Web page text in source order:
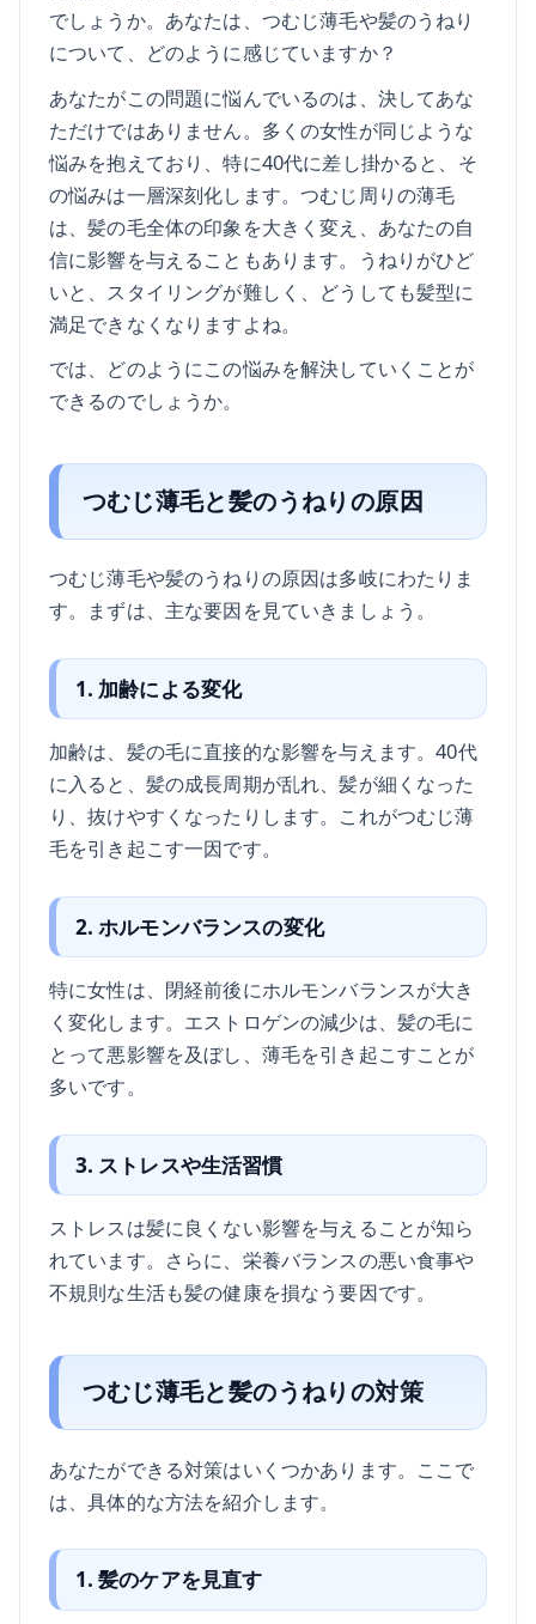
でしょうか。あなたは、つむじ薄毛や髪のうねり
について、どのように感じていますか？
あなたがこの問題に悩んでいるのは、決してあな
ただけではありません。多くの女性が同じような
悩みを抱えており、特に40代に差し掛かると、そ
の悩みは一層深刻化します。つむじ周りの薄毛
は、髪の毛全体の印象を大きく変え、あなたの自
信に影響を与えることもあります。うねりがひど
いと、スタイリングが難しく、どうしても髪型に
満足できなくなりますよね。
では、どのようにこの悩みを解決していくことが
できるのでしょうか。
つむじ薄毛と髪のうねりの原因
つむじ薄毛や髪のうねりの原因は多岐にわたりま
す。まずは、主な要因を見ていきましょう。
1. 加齢による変化
加齢は、髪の毛に直接的な影響を与えます。40代
に入ると、髪の成長周期が乱れ、髪が細くなった
り、抜けやすくなったりします。これがつむじ薄
毛を引き起こす一因です。
2. ホルモンバランスの変化
特に女性は、閉経前後にホルモンバランスが大き
く変化します。エストロゲンの減少は、髪の毛に
とって悪影響を及ぼし、薄毛を引き起こすことが
多いです。
3. ストレスや生活習慣
ストレスは髪に良くない影響を与えることが知ら
れています。さらに、栄養バランスの悪い食事や
不規則な生活も髪の健康を損なう要因です。
つむじ薄毛と髪のうねりの対策
あなたができる対策はいくつかあります。ここで
は、具体的な方法を紹介します。
1. 髪のケアを見直す